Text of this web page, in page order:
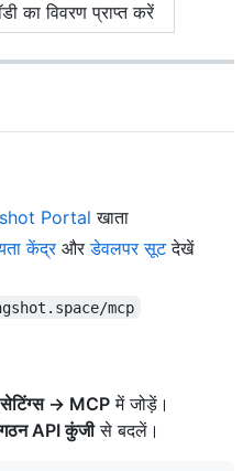
का विवरण प्राप्त करें
Portal खाता
केंद्रऔरडेवलपर सूटदेखें
mcp
→ MCPमें जोड़ें।
API कुंजीसे बदलें।